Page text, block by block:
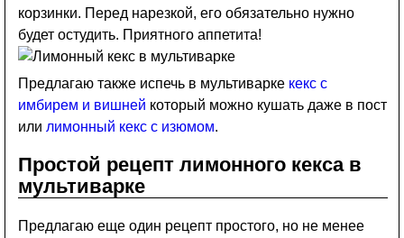
корзинки. Перед нарезкой, его обязательно нужно
будет остудить. Приятного аппетита!
Предлагаю также испечь в мультиварке кекс с
имбирем и вишней который можно кушать даже в пост
или лимонный кекс с изюмом.
Простой рецепт лимонного кекса в
мультиварке
Предлагаю еще один рецепт простого, но не менее